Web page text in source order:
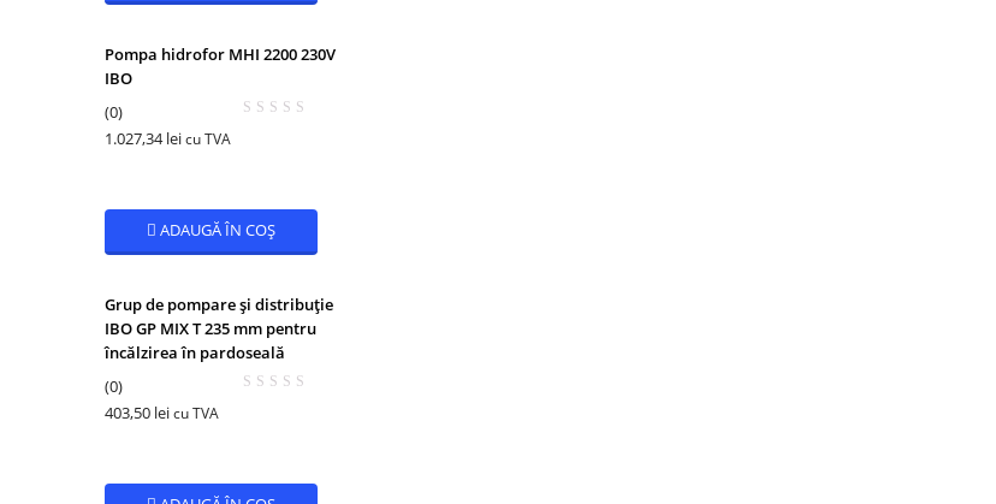
Pompa hidrofor MHI 2200 230V
IBO
(0)
1.027,34leicu TVA
ADAUGĂ ÎN COȘ
Grup de pompare și distribuție
IBO GP MIX T 235 mm pentru
încălzirea în pardoseală
(0)
403,50 leicu TVA